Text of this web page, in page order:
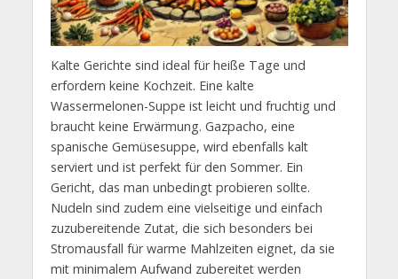
Kalte Gerichte sind ideal für heiße Tage und
erfordern keine Kochzeit. Eine kalte
Wassermelonen-Suppe ist leicht und fruchtig und
braucht keine Erwärmung. Gazpacho, eine
spanische Gemüsesuppe, wird ebenfalls kalt
serviert und ist perfekt für den Sommer. Ein
Gericht, das man unbedingt probieren sollte.
Nudeln sind zudem eine vielseitige und einfach
zuzubereitende Zutat, die sich besonders bei
Stromausfall für warme Mahlzeiten eignet, da sie
mit minimalem Aufwand zubereitet werden